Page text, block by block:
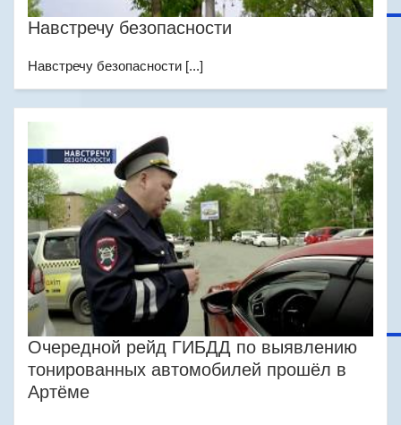
Навстречу безопасности
Навстречу безопасности [...]
Очередной рейд ГИБДД по выявлению
тонированных автомобилей прошёл в
Артёме